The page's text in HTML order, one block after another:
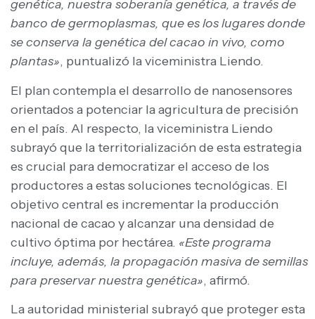
genética, nuestra soberanía genética, a través de
banco de germoplasmas, que es los lugares donde
se conserva la genética del cacao in vivo, como
plantas», puntualizó la viceministra Liendo.
El plan contempla el desarrollo de nanosensores
orientados a potenciar la agricultura de precisión
en el país. Al respecto, la viceministra Liendo
subrayó que la territorialización de esta estrategia
es crucial para democratizar el acceso de los
productores a estas soluciones tecnológicas. El
objetivo central es incrementar la producción
nacional de cacao y alcanzar una densidad de
cultivo óptima por hectárea. «Este programa
incluye, además, la propagación masiva de semillas
para preservar nuestra genética», afirmó.
La autoridad ministerial subrayó que proteger esta